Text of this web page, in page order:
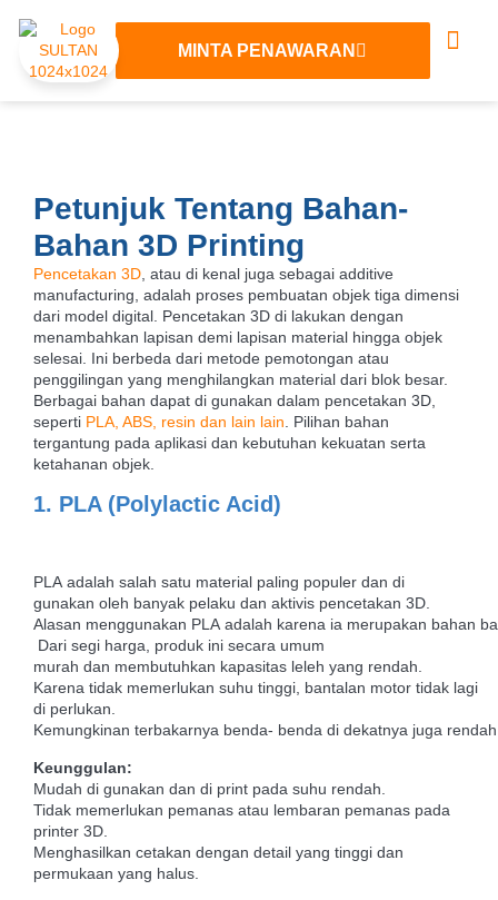
MINTA PENAWARAN
Petunjuk Tentang Bahan-
Bahan 3D Printing
Pencetakan 3D , atau di kenal juga sebagai additive
manufacturing, adalah proses pembuatan objek tiga dimensi
dari model digital. Pencetakan 3D di lakukan dengan
menambahkan lapisan demi lapisan material hingga objek
selesai. Ini berbeda dari metode pemotongan atau
penggilingan yang menghilangkan material dari blok besar.
Berbagai bahan dapat di gunakan dalam pencetakan 3D,
seperti PLA, ABS, resin dan lain lain . Pilihan bahan
tergantung pada aplikasi dan kebutuhan kekuatan serta
ketahanan objek.
1. PLA (Polylactic Acid)
PLA adalah salah satu material paling populer dan di
gunakan oleh banyak pelaku dan aktivis pencetakan 3D.
Alasan menggunakan PLA adalah karena ia merupakan bahan
Dari segi harga, produk ini secara umum
murah dan membutuhkan kapasitas leleh yang rendah.
Karena tidak memerlukan suhu tinggi, bantalan motor tidak lagi
di perlukan. ​
Kemungkinan terbakarnya benda- benda di dekatnya juga
Keunggulan:
Mudah di gunakan dan di print pada suhu rendah.
Tidak memerlukan pemanas atau lembaran pemanas pada
printer 3D.
Menghasilkan cetakan dengan detail yang tinggi dan
permukaan yang halus.